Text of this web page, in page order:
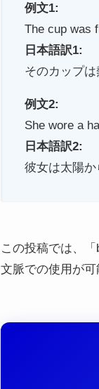
例文1:
The cup was
日本語訳1:
そのカップ
例文2:
She wore a
日本語訳2:
彼女は太陽か
この投稿では、
文脈での使用が可